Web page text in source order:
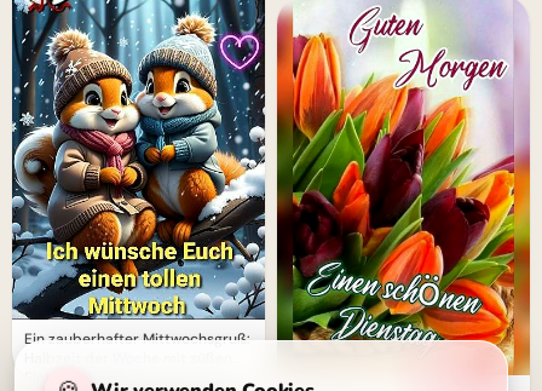
Ein zauberhafter Mittwochsgruß:
Eichhörnchen!